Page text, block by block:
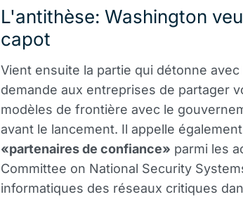
L'antithèse: Washington
capot
Vient ensuite la partie qui détonne
demande aux entreprises de partager
modèles de frontière avec le
avant le lancement. Il appelle
«partenaires de confiance» parmi les
Committee on National Security
informatiques des réseaux critiques